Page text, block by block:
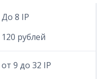
До 8 IP
120 рублей
от 9 до 32 IP